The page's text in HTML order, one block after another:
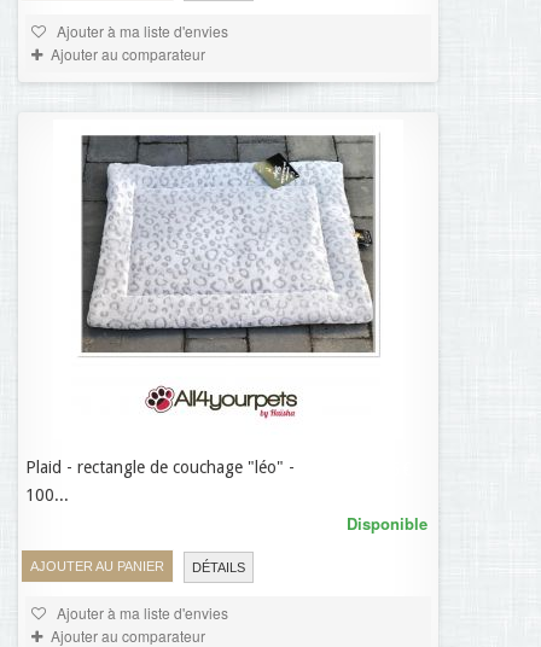
Ajouter à ma liste d'envies
Ajouter au comparateur
Plaid - rectangle de couchage "léo" -
100...
AJOUTER AU PANIER DÉTAILS
Disponible
Ajouter à ma liste d'envies
Ajouter au comparateur